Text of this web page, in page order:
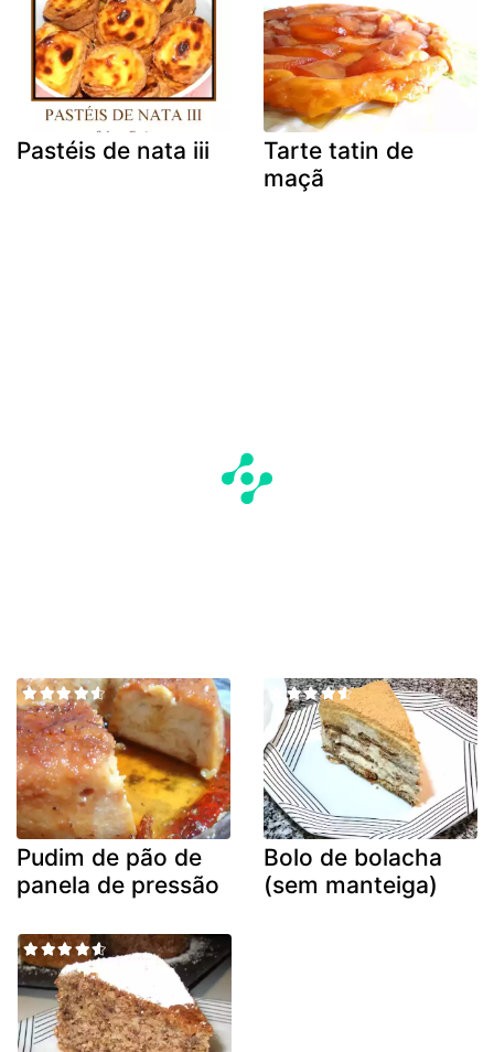
Pastéis de nata iii
Tarte tatin de
maçã
Pudim de pão de
panela de pressão
Bolo de bolacha
(sem manteiga)